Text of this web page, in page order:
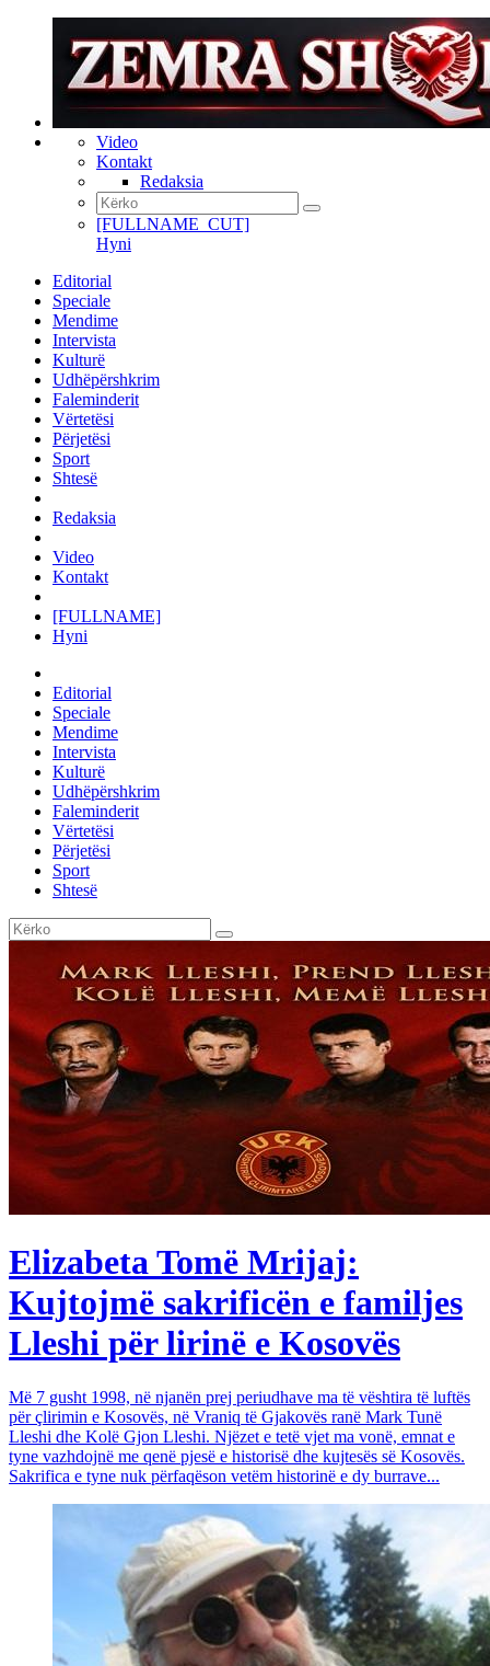
Video
Kontakt
Redaksia
[FULLNAME_CUT]
Hyni
Editorial
Speciale
Mendime
Intervista
Kulturë
Udhëpërshkrim
Faleminderit
Vërtetësi
Përjetësi
Sport
Shtesë
Redaksia
Video
Kontakt
[FULLNAME]
Hyni
Editorial
Speciale
Mendime
Intervista
Kulturë
Udhëpërshkrim
Faleminderit
Vërtetësi
Përjetësi
Sport
Shtesë
Elizabeta Tomë Mrijaj:
Kujtojmë sakrificën e familjes
Lleshi për lirinë e Kosovës
Më 7 gusht 1998, në njanën prej periudhave ma të vështira të luftës
për çlirimin e Kosovës, në Vraniq të Gjakovës ranë Mark Tunë
Lleshi dhe Kolë Gjon Lleshi. Njëzet e tetë vjet ma vonë, emnat e
tyne vazhdojnë me qenë pjesë e historisë dhe kujtesës së Kosovës.
Sakrifica e tyne nuk përfaqëson vetëm historinë e dy burrave...